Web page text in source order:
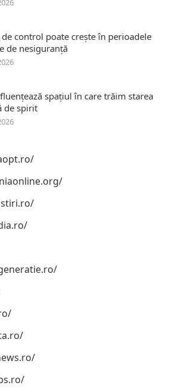
de control poate crește în perioadele
de nesiguranță
spațiul în care trăim starea
de spirit